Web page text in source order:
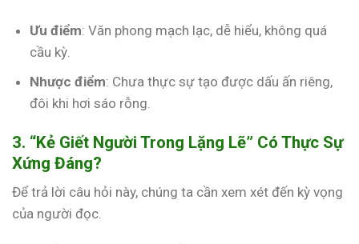
Ưu điểm: Văn phong mạch lạc, dễ hiểu, không quá
cầu kỳ.
Nhược điểm: Chưa thực sự tạo được dấu ấn riêng,
đôi khi hơi sáo rỗng.
3. “Kẻ Giết Người Trong Lặng Lẽ” Có Thực Sự
Xứng Đáng?
Để trả lời câu hỏi này, chúng ta cần xem xét đến kỳ vọng
của người đọc.